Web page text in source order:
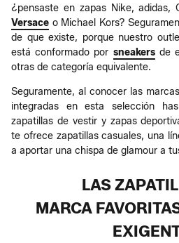
¿pensaste en zapas Nike, adidas,
Versace o Michael Kors?
de que existe, porque nuestro
está conformado por sneakersde
otras de categoría equivalente.
Seguramente, al conocer las
integradas en esta selección
zapatillas de vestir y zapas
te ofrece zapatillas casuales, una
a aportar una chispa de glamour a
LAS
MARCA